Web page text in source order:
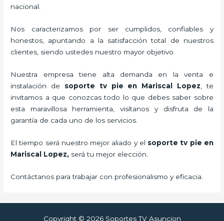
nacional.
Nos caracterizamos por ser cumplidos, confiables y
honestos, apuntando a la satisfacción total de nuestros
clientes, siendo ustedes nuestro mayor objetivo.
Nuestra empresa tiene alta demanda en la venta e
instalación de soporte tv pie en Mariscal Lopez , te
invitamos a que conozcas todo lo que debes saber sobre
esta maravillosa herramienta, visítanos y disfruta de la
garantía de cada uno de los servicios.
El tiempo será nuestro mejor aliado y el soporte tv pie en
Mariscal Lopez, será tu mejor elección.
Contáctanos para trabajar con profesionalismo y eficacia.
Copyright © 2026 Soportes TV Asuncion